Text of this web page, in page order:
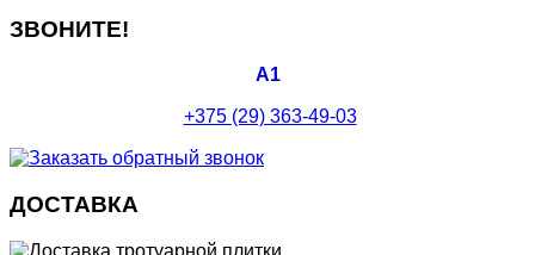
ЗВОНИТЕ!
A1
+375 (29) 363-49-03
ДОСТАВКА